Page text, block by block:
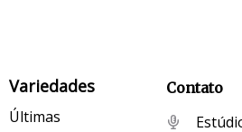
Variedades
Últimas
Contato